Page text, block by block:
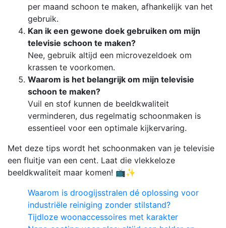
per maand schoon te maken, afhankelijk van het
gebruik.
Kan ik een gewone doek gebruiken om mijn
televisie schoon te maken?
Nee, gebruik altijd een microvezeldoek om
krassen te voorkomen.
Waarom is het belangrijk om mijn televisie
schoon te maken?
Vuil en stof kunnen de beeldkwaliteit
verminderen, dus regelmatig schoonmaken is
essentieel voor een optimale kijkervaring.
Met deze tips wordt het schoonmaken van je televisie
een fluitje van een cent. Laat die vlekkeloze
beeldkwaliteit maar komen! 📺✨
Waarom is droogijsstralen dé oplossing voor
industriële reiniging zonder stilstand?
Tijdloze woonaccessoires met karakter